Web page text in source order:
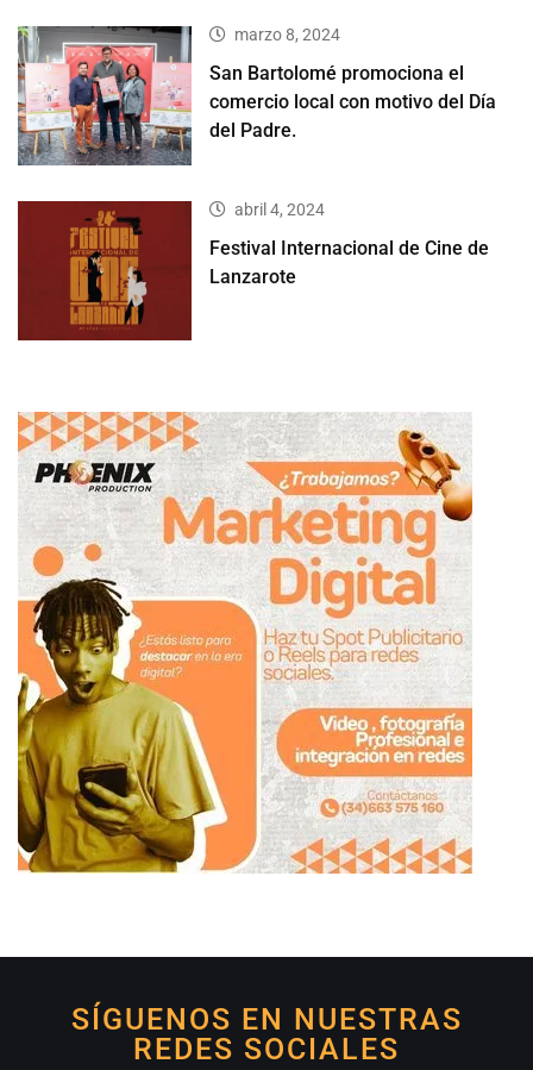
marzo 8, 2024
San Bartolomé promociona el
comercio local con motivo del Día
del Padre.
abril 4, 2024
Festival Internacional de Cine de
Lanzarote
SÍGUENOS EN NUESTRAS
REDES SOCIALES